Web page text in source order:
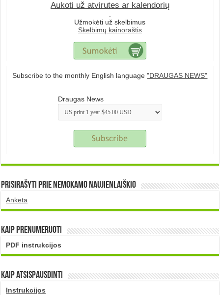
Aukoti už atvirutes ar kalendorių
.
Užmokėti už skelbimus
Skelbimų kainoraštis
.
Subscribe to the monthly English language"DRAUGAS NEWS"
Draugas News
Prisirašyti prie nemokamo naujienlaiškio
Anketa
Kaip prenumeruoti
PDF instrukcijos
Kaip atsispausdinti
Instrukcijos